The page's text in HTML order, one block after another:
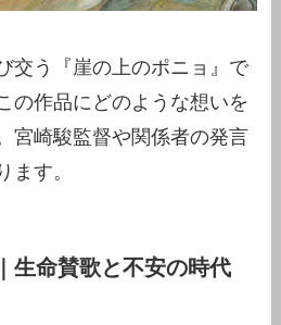
交う『崖の上のポニョ』で
の作品にどのような想いを
宮崎駿監督や関係者の発言
ます。
生命賛歌と不安の時代